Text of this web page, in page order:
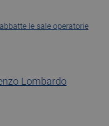
le sale operatorie
Lombardo